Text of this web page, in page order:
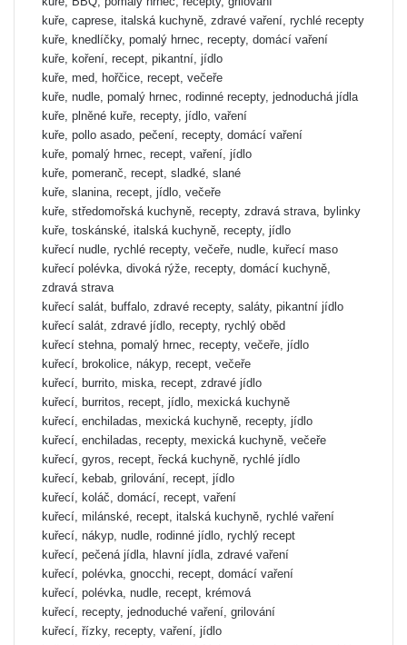
kuře, caprese, italská kuchyně, zdravé vaření, rychlé recepty
kuře, knedlíčky, pomalý hrnec, recepty, domácí vaření
kuře, koření, recept, pikantní, jídlo
kuře, med, hořčice, recept, večeře
kuře, nudle, pomalý hrnec, rodinné recepty, jednoduchá jídla
kuře, plněné kuře, recepty, jídlo, vaření
kuře, pollo asado, pečení, recepty, domácí vaření
kuře, pomalý hrnec, recept, vaření, jídlo
kuře, pomeranč, recept, sladké, slané
kuře, slanina, recept, jídlo, večeře
kuře, středomořská kuchyně, recepty, zdravá strava, bylinky
kuře, toskánské, italská kuchyně, recepty, jídlo
kuřecí nudle, rychlé recepty, večeře, nudle, kuřecí maso
kuřecí polévka, divoká rýže, recepty, domácí kuchyně,
zdravá strava
kuřecí salát, buffalo, zdravé recepty, saláty, pikantní jídlo
kuřecí salát, zdravé jídlo, recepty, rychlý oběd
kuřecí stehna, pomalý hrnec, recepty, večeře, jídlo
kuřecí, brokolice, nákyp, recept, večeře
kuřecí, burrito, miska, recept, zdravé jídlo
kuřecí, burritos, recept, jídlo, mexická kuchyně
kuřecí, enchiladas, mexická kuchyně, recepty, jídlo
kuřecí, enchiladas, recepty, mexická kuchyně, večeře
kuřecí, gyros, recept, řecká kuchyně, rychlé jídlo
kuřecí, kebab, grilování, recept, jídlo
kuřecí, koláč, domácí, recept, vaření
kuřecí, milánské, recept, italská kuchyně, rychlé vaření
kuřecí, nákyp, nudle, rodinné jídlo, rychlý recept
kuřecí, pečená jídla, hlavní jídla, zdravé vaření
kuřecí, polévka, gnocchi, recept, domácí vaření
kuřecí, polévka, nudle, recept, krémová
kuřecí, recepty, jednoduché vaření, grilování
kuřecí, řízky, recepty, vaření, jídlo